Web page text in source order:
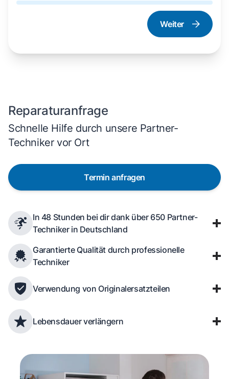
Herd und Backofen
Weiter
Reparaturanfrage
Schnelle Hilfe durch unsere Partner-
Techniker vor Ort
Termin anfragen
In 48 Stunden bei dir dank über 650 Partner-
Techniker in Deutschland
Garantierte Qualität durch professionelle
Techniker
Verwendung von Originalersatzteilen
Lebensdauer verlängern